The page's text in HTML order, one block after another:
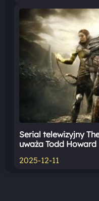
Serial telewizyjny
uważa Todd Howard
2025-12-11